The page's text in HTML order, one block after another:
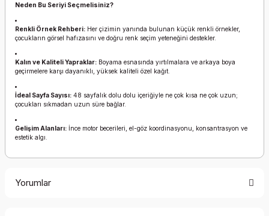
Neden Bu Seriyi Seçmelisiniz?
Renkli Örnek Rehberi: Her çizimin yanında bulunan küçük renkli örnekler,
çocukların görsel hafızasını ve doğru renk seçim yeteneğini destekler.
Kalın ve Kaliteli Yapraklar: Boyama esnasında yırtılmalara ve arkaya boya
geçirmelere karşı dayanıklı, yüksek kaliteli özel kağıt.
İdeal Sayfa Sayısı: 48 sayfalık dolu dolu içeriğiyle ne çok kısa ne çok uzun;
çocukları sıkmadan uzun süre bağlar.
Gelişim Alanları: İnce motor becerileri, el-göz koordinasyonu, konsantrasyon ve
estetik algı.
Yorumlar